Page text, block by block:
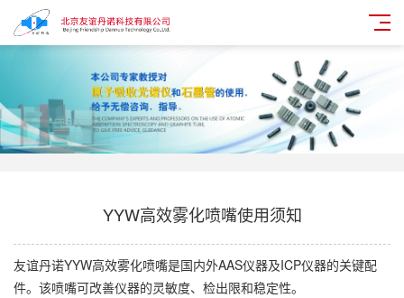
YYW高效雾化喷嘴使用须知
友谊丹诺YYW高效雾化喷嘴是国内外AAS仪器及ICP仪器的关键配
件。该喷嘴可改善仪器的灵敏度、检出限和稳定性。